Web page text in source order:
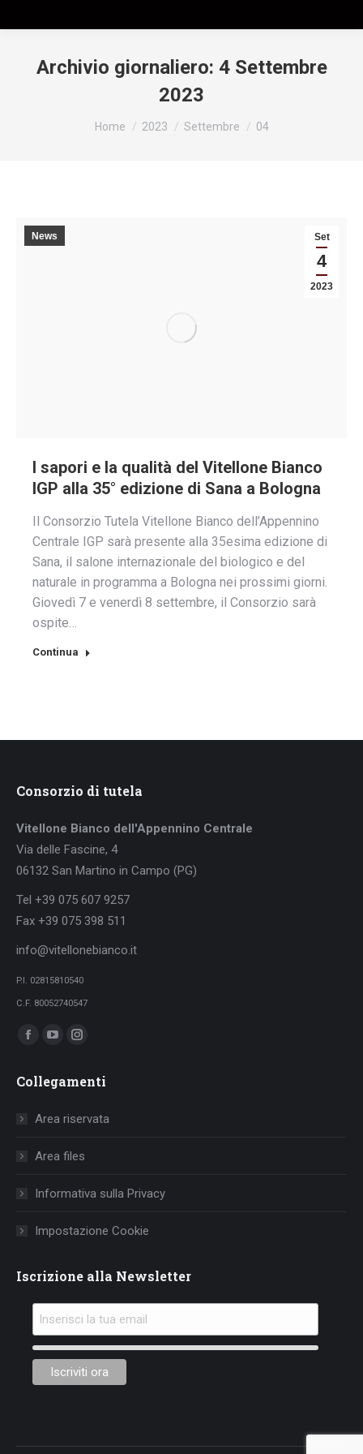
Archivio giornaliero: 4 Settembre
2023
Tu sei qui:
Home 2023 Settembre 04
Set
4
2023
News
I sapori e la qualità del Vitellone Bianco
IGP alla 35° edizione di Sana a Bologna
Il Consorzio Tutela Vitellone Bianco dell’Appennino
Centrale IGP sarà presente alla 35esima edizione di
Sana, il salone internazionale del biologico e del
naturale in programma a Bologna nei prossimi giorni.
Giovedì 7 e venerdì 8 settembre, il Consorzio sarà
ospite…
Continua
Consorzio di tutela
Vitellone Bianco dell'Appennino Centrale
Via delle Fascine, 4
06132 San Martino in Campo (PG)
Tel +39 075 607 9257
Fax +39 075 398 511
info@vitellonebianco.it
P.I. 02815810540
C.F. 80052740547
Ci puoi trovare su:
Facebook
opens
window
YouTube
opens
window
Instagram
opens
Collegamenti
Area riservata
Area files
Informativa sulla Privacy
Impostazione Cookie
Iscrizione alla Newsletter